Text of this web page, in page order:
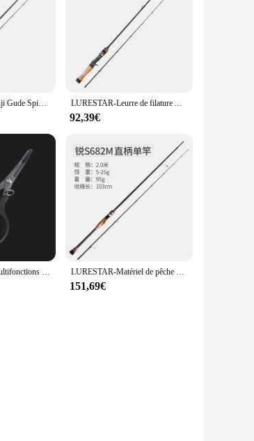
LURESTAR UL Fuji Gude Spinning pour la pêche à la truite, leurre super souple en fibre de carbone, action rapide, sportm, nouveau LURESTAR-Leurre de filature AMER à haute teneur en carbone, 1.65m, 1.72m, L/UL, puissance F, action, WT 1-12g, nouveau flux
92,39€
Lurestar-Ciseaux multifonctions en acier inoxydable, coupe-ligne de pêche PE, dissolvant d'anneaux d'appât, mini outils de pêche LURESTAR-Matériel de pêche au bar de haut niveau, pièces Fuji, Spinning, L, ML, M, laissée, Power Baitcasting, Japon, le plus récent
151,69€